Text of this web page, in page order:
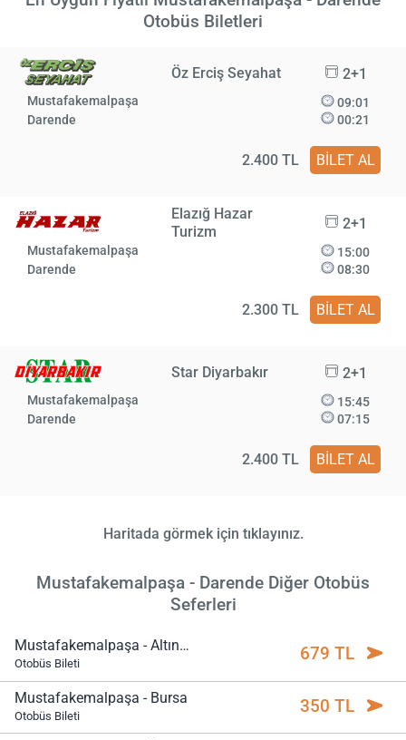
Otobüs Biletleri
Öz Erciş Seyahat 2+1
Mustafakemalpaşa
Darende
09:01
00:21
2.400 TL BİLET AL
Elazığ Hazar
Turizm
2+1
Mustafakemalpaşa
Darende
15:00
08:30
2.300 TL BİLET AL
Star Diyarbakır 2+1
Mustafakemalpaşa
Darende
15:45
07:15
2.400 TL BİLET AL
Haritada görmek için tıklayınız.
Mustafakemalpaşa - Darende Diğer Otobüs
Seferleri
Mustafakemalpaşa - Altınoluk
Otobüs Bileti 679 TL
Mustafakemalpaşa - Bursa
Otobüs Bileti 350 TL